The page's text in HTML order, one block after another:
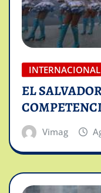
INTERNACIONAL
EL
Vimag